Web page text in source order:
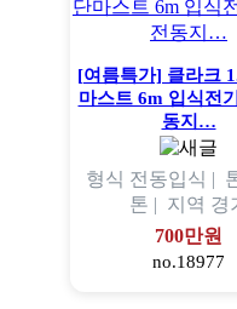
[여름특가] 클라크
마스트 6m 입식전
동지…
형식 전동입식 |
톤 | 지역 경
700만원
no.18977